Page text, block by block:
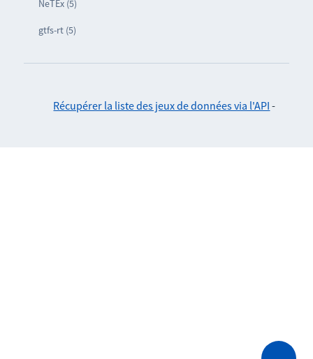
NeTEx (5)
gtfs-rt (5)
Récupérer la liste des jeux de données via l'API -